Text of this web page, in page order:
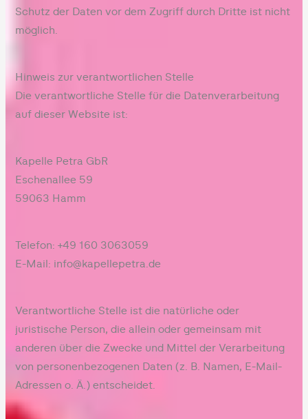
Schutz der Daten vor dem Zugriff durch Dritte ist nicht
möglich.
Hinweis zur verantwortlichen Stelle
Die verantwortliche Stelle für die Datenverarbeitung
auf dieser Website ist:
Kapelle Petra GbR
Eschenallee 59
59063 Hamm
Telefon: +49 160 3063059
E-Mail: info@kapellepetra.de
Verantwortliche Stelle ist die natürliche oder
juristische Person, die allein oder gemeinsam mit
anderen über die Zwecke und Mittel der Verarbeitung
von personenbezogenen Daten (z. B. Namen, E-Mail-
Adressen o. Ä.) entscheidet.